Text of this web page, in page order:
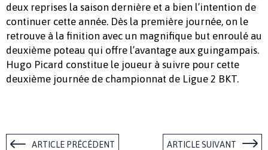
deux reprises la saison dernière et a bien l’intention de
continuer cette année. Dès la première journée, on le
retrouve à la finition avec un magnifique but enroulé au
deuxième poteau qui offre l’avantage aux guingampais.
Hugo Picard constitue le joueur à suivre pour cette
deuxième journée de championnat de Ligue 2 BKT.
ARTICLE PRÉCÉDENT ARTICLE SUIVANT